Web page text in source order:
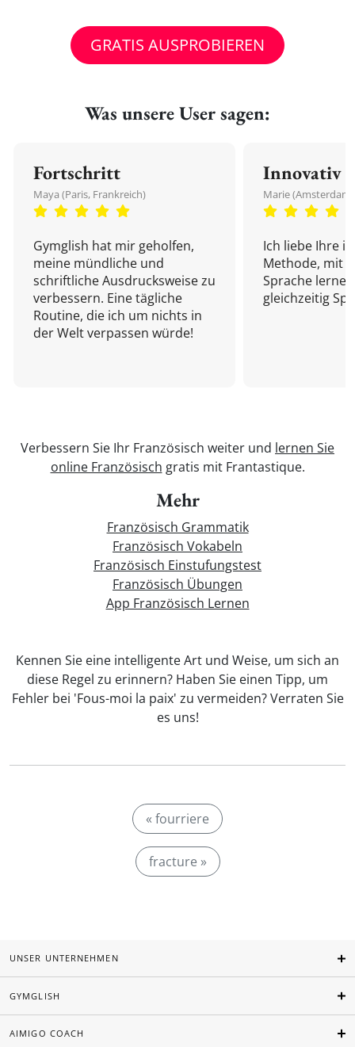
GRATIS AUSPROBIEREN
Was unsere User sagen:
Fortschritt
Maya (Paris, Frankreich)
Gymglish hat mir geholfen,
meine mündliche und
schriftliche Ausdrucksweise zu
verbessern. Eine tägliche
Routine, die ich um nichts in
der Welt verpassen würde!
Innovativ
Marie
Ich liebe Ihre
Methode, mit
Sprache
gleichzeitig
Verbessern Sie Ihr Französisch weiter und lernen Sie
online Französisch gratis mit Frantastique.
Mehr
Französisch Grammatik
Französisch Vokabeln
Französisch Einstufungstest
Französisch Übungen
App Französisch Lernen
Kennen Sie eine intelligente Art und Weise, um sich an
diese Regel zu erinnern? Haben Sie einen Tipp, um
Fehler bei 'Fous-moi la paix' zu vermeiden? Verraten Sie
es uns!
« fourriere
fracture »
UNSER UNTERNEHMEN
GYMGLISH
AIMIGO COACH